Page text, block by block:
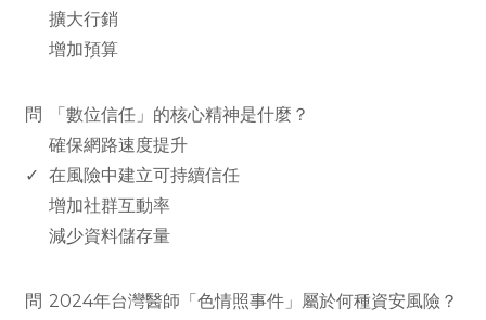
擴大行銷
增加預算
問
「數位信任」的核心精神是什麼？
確保網路速度提升
✓ 在風險中建立可持續信任
增加社群互動率
減少資料儲存量
問 2024年台灣醫師「色情照事件」屬於何種資安風險？